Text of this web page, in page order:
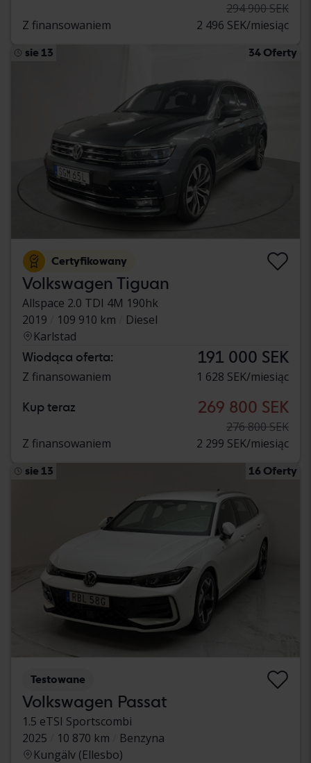
294 900 SEK
Z finansowaniem
2 496 SEK/miesiąc
sie 13 34 Oferty
Certyfikowany
Volkswagen Tiguan
Allspace 2.0 TDI 4M 190hk
2019
109 910 km
Diesel
Karlstad
Wiodąca oferta: 191 000 SEK
Z finansowaniem 1 628 SEK/miesiąc
Kup teraz 269 800 SEK
276 800 SEK
Z finansowaniem
2 299 SEK/miesiąc
sie 13 16 Oferty
Testowane
Volkswagen Passat
1.5 eTSI Sportscombi
2025
10 870 km
Benzyna
Kungälv (Ellesbo)